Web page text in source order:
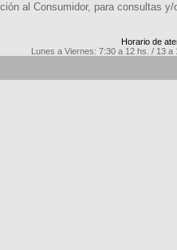
al Consumidor, para consultas y/
Horario de
Lunes a Viernes: 7:30 a 12 hs. / 13 a